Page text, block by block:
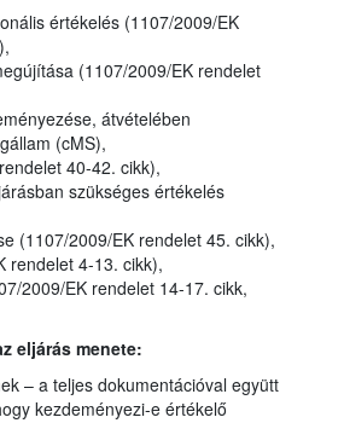
értékelés (1107/2009/EK
(1107/2009/EK rendelet
átvételében
(cMS),
40-42. cikk),
szükséges értékelés
(1107/2009/EK rendelet 45. cikk),
4-13. cikk),
2009/EK rendelet 14-17. cikk,
eljárás menete:
– a teljes dokumentációval együtt
kezdeményezi-e értékelő